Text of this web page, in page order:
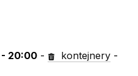
- 20:00 - kontejnery -